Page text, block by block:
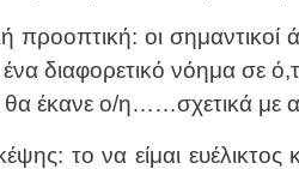
προοπτική: οι
ένα διαφορετικό νόημα σε
θα έκανε ο/η……σχετικά με
το να είμαι